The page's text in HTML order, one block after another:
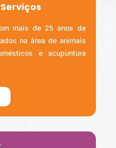
mais de 25 anos de
na área de animais
e acupuntura